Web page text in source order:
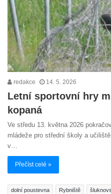
redakce 14. 5. 2026
Letní sportovní hry
kopaná
Ve středu 13. května 2026
mládeže pro střední školy a
v…
Přečíst celé »
dolní poustevna Rybniště